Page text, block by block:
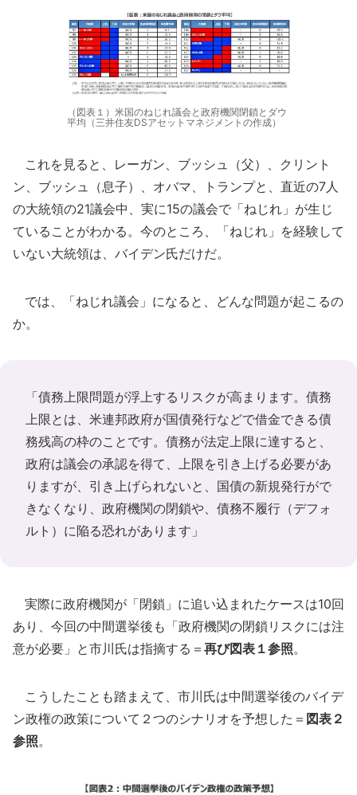
（図表１）米国のねじれ議会と政府機関閉鎖とダウ
平均（三井住友DSアセットマネジメントの作成）
これを見ると、レーガン、ブッシュ（父）、クリント
ン、ブッシュ（息子）、オバマ、トランプと、直近の7人
の大統領の21議会中、実に15の議会で「ねじれ」が生じ
ていることがわかる。今のところ、「ねじれ」を経験して
いない大統領は、バイデン氏だけだ。
では、「ねじれ議会」になると、どんな問題が起こるの
か。
「債務上限問題が浮上するリスクが高まります。債務
上限とは、米連邦政府が国債発行などで借金できる債
務残高の枠のことです。債務が法定上限に達すると、
政府は議会の承認を得て、上限を引き上げる必要があ
りますが、引き上げられないと、国債の新規発行がで
きなくなり、政府機関の閉鎖や、債務不履行（デフォ
ルト）に陥る恐れがあります」
実際に政府機関が「閉鎖」に追い込まれたケースは10回
あり、今回の中間選挙後も「政府機関の閉鎖リスクには注
意が必要」と市川氏は指摘する＝ 再び図表１参照。
こうしたことも踏まえて、市川氏は中間選挙後のバイデ
ン政権の政策について２つのシナリオを予想した＝ 図表２
参照。